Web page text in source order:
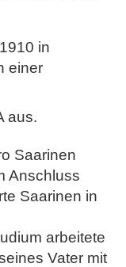
in
einer
aus.
Saarinen
Anschluss
Saarinen in
arbeitete
Vater mit